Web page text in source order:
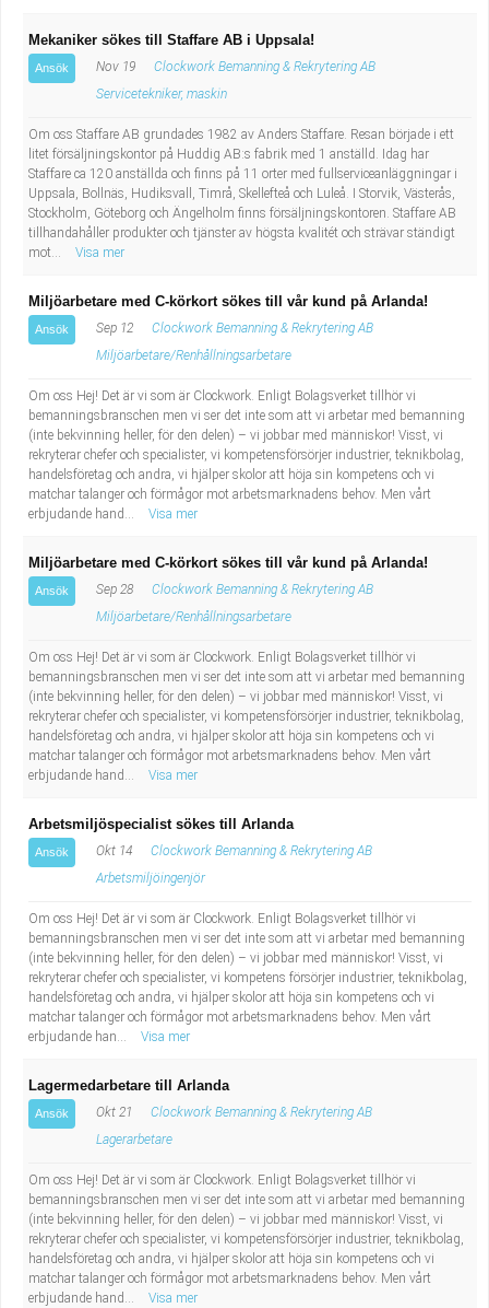
Mekaniker sökes till Staffare AB i Uppsala!
Ansök Nov 19
Clockwork Bemanning & Rekrytering AB
Servicetekniker, maskin
Om oss Staffare AB grundades 1982 av Anders Staffare. Resan började i ett
litet försäljningskontor på Huddig AB:s fabrik med 1 anställd. Idag har
Staffare ca 120 anställda och finns på 11 orter med fullserviceanläggningar i
Uppsala, Bollnäs, Hudiksvall, Timrå, Skellefteå och Luleå. I Storvik, Västerås,
Stockholm, Göteborg och Ängelholm finns försäljningskontoren. Staffare AB
tillhandahåller produkter och tjänster av högsta kvalitét och strävar ständigt
mot...
Visa mer
Miljöarbetare med C-körkort sökes till vår kund på Arlanda!
Ansök Sep 12
Clockwork Bemanning & Rekrytering AB
Miljöarbetare/Renhållningsarbetare
Om oss Hej! Det är vi som är Clockwork. Enligt Bolagsverket tillhör vi
bemanningsbranschen men vi ser det inte som att vi arbetar med bemanning
(inte bekvinning heller, för den delen) – vi jobbar med människor! Visst, vi
rekryterar chefer och specialister, vi kompetensförsörjer industrier, teknikbolag,
handelsföretag och andra, vi hjälper skolor att höja sin kompetens och vi
matchar talanger och förmågor mot arbetsmarknadens behov. Men vårt
erbjudande hand...
Visa mer
Miljöarbetare med C-körkort sökes till vår kund på Arlanda!
Ansök Sep 28
Clockwork Bemanning & Rekrytering AB
Miljöarbetare/Renhållningsarbetare
Om oss Hej! Det är vi som är Clockwork. Enligt Bolagsverket tillhör vi
bemanningsbranschen men vi ser det inte som att vi arbetar med bemanning
(inte bekvinning heller, för den delen) – vi jobbar med människor! Visst, vi
rekryterar chefer och specialister, vi kompetensförsörjer industrier, teknikbolag,
handelsföretag och andra, vi hjälper skolor att höja sin kompetens och vi
matchar talanger och förmågor mot arbetsmarknadens behov. Men vårt
erbjudande hand...
Visa mer
Arbetsmiljöspecialist sökes till Arlanda
Ansök Okt 14
Clockwork Bemanning & Rekrytering AB
Arbetsmiljöingenjör
Om oss Hej! Det är vi som är Clockwork. Enligt Bolagsverket tillhör vi
bemanningsbranschen men vi ser det inte som att vi arbetar med bemanning
(inte bekvinning heller, för den delen) – vi jobbar med människor! Visst, vi
rekryterar chefer och specialister, vi kompetens försörjer industrier, teknikbolag,
handelsföretag och andra, vi hjälper skolor att höja sin kompetens och vi
matchar talanger och förmågor mot arbetsmarknadens behov. Men vårt
erbjudande han...
Visa mer
Lagermedarbetare till Arlanda
Ansök Okt 21
Clockwork Bemanning & Rekrytering AB
Lagerarbetare
Om oss Hej! Det är vi som är Clockwork. Enligt Bolagsverket tillhör vi
bemanningsbranschen men vi ser det inte som att vi arbetar med bemanning
(inte bekvinning heller, för den delen) – vi jobbar med människor! Visst, vi
rekryterar chefer och specialister, vi kompetensförsörjer industrier, teknikbolag,
handelsföretag och andra, vi hjälper skolor att höja sin kompetens och vi
matchar talanger och förmågor mot arbetsmarknadens behov. Men vårt
erbjudande hand...
Visa mer